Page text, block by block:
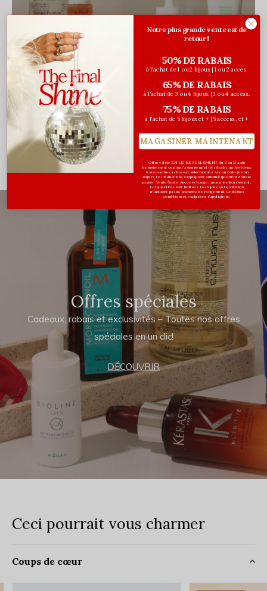
Pour tous les types de peaux
Soins du visage
MAGASINER
Offres spéciales
Cadeaux, rabais et exclusivités – Toutes nos offres
spéciales en un clic!
DÉCOUVRIR
Ceci pourrait vous charmer
Coups de cœur
Notre plus grande vente est de
retour!!
50% DE RABAIS
à l'achat de 1 ou 2 bijoux | 1 ou 2 acces.
65% DE RABAIS
à l'achat de 3 ou 4 bijoux | 3 ou 4 access.
75% DE RABAIS
à l'achat de 5 bijoux et + | 5 access. et +
MAGASINER MAINTENANT
Offre valide EN LIGNE SEULEMENT du 6 au 12 août
inclusivement ou jusqu'à épuisement des stocks sur les bijoux
& accessoires à cheveux sélectionnés. Aucun code promo
requis. Les réductions s’appliquent automatiquement dans le
panier. Vente finale. Aucun échange, aucun remboursement.
Les quantités sont limitées. Les bijoux en liquidation
n'incluent pas de pochette de rangement. Certaines
conditions et exclusions s'appliquent.